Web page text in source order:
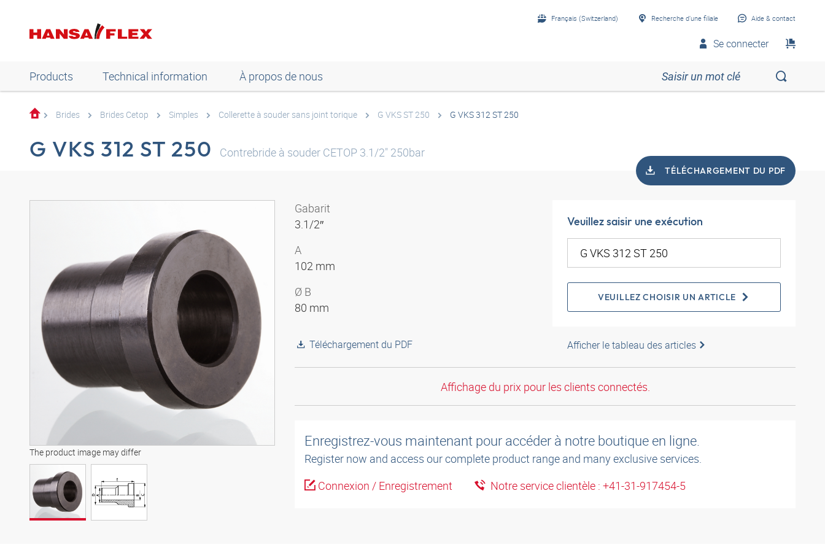
Français (Switzerland) Recherche d’une filiale Aide & contact
Se connecter
Products Technical information À propos de nous
Brides Brides Cetop Simples Collerette à souder sans joint torique G VKS ST 250 G VKS 312 ST 250
G VKS 312 ST 250 Contrebride à souder CETOP 3.1/2" 250bar
TÉLÉCHARGEMENT DU PDF
The product image may differ
Gabarit
3.1/2″
A
102 mm
Ø B
80 mm
Téléchargement du PDF
Veuillez saisir une exécution
VEUILLEZ CHOISIR UN ARTICLE
Afficher le tableau des articles
Affichage du prix pour les clients connectés.
Enregistrez-vous maintenant pour accéder à notre boutique en ligne.
Register now and access our complete product range and many exclusive services.
Connexion / Enregistrement
Notre service clientèle : +41-31-917454-5